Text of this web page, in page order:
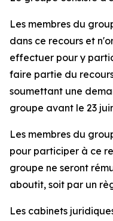
Les membres du
dans ce recours et
effectuer pour y
faire partie du
soumettant une
groupe avant le 23
Les membres du
pour participer à ce
groupe ne seront
aboutit, soit par un
Les cabinets